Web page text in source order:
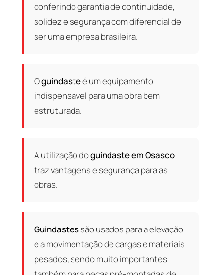
conferindo garantia de continuidade,
solidez e segurança com diferencial de
ser uma empresa brasileira.
Oguindasteé um equipamento
indispensável para uma obra bem
estruturada.
A utilização doguindaste em Osasco
traz vantagens e segurança para as
obras.
Guindastessão usados para a elevação
e a movimentação de cargas e materiais
pesados, sendo muito importantes